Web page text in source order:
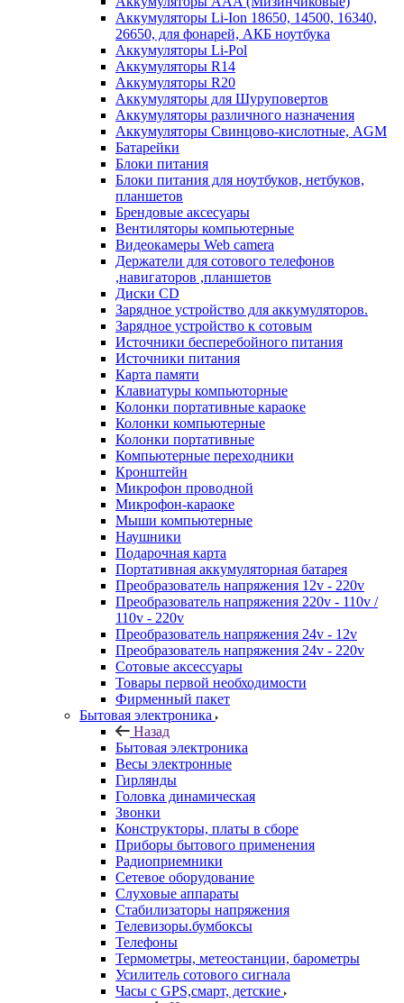
Аккумуляторы Li-Ion 18650, 14500, 16340,
26650, для фонарей, АКБ ноутбука
Аккумуляторы Li-Pol
Аккумуляторы R14
Аккумуляторы R20
Аккумуляторы для Шуруповертов
Аккумуляторы различного назначения
Аккумуляторы Свинцово-кислотные, AGM
Батарейки
Блоки питания
Блоки питания для ноутбуков, нетбуков,
планшетов
Брендовые аксесуары
Вентиляторы компьютерные
Видеокамеры Web camera
Держатели для сотового телефонов
,навигаторов ,планшетов
Диски CD
Зарядное устройство для аккумуляторов.
Зарядное устройство к сотовым
Источники бесперебойного питания
Источники питания
Карта памяти
Клавиатуры компьюторные
Колонки портативные караоке
Колонки компьютерные
Колонки портативные
Компьютерные переходники
Кронштейн
Микрофон проводной
Микрофон-караоке
Мыши компьютерные
Наушники
Подарочная карта
Портативная аккумуляторная батарея
Преобразователь напряжения 12v - 220v
Преобразователь напряжения 220v - 110v /
110v - 220v
Преобразователь напряжения 24v - 12v
Преобразователь напряжения 24v - 220v
Сотовые аксессуары
Товары первой необходимости
Фирменный пакет
Бытовая электроника
Назад
Бытовая электроника
Весы электронные
Гирлянды
Головка динамическая
Звонки
Конструкторы, платы в сборе
Приборы бытового применения
Радиоприемники
Сетевое оборудование
Слуховые аппараты
Стабилизаторы напряжения
Телевизоры.бумбоксы
Телефоны
Термометры, метеостанции, барометры
Усилитель сотового сигнала
Часы с GPS,смарт, детские